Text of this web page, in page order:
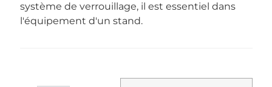
système de verrouillage, il est essentiel dans
l'équipement d'un stand.